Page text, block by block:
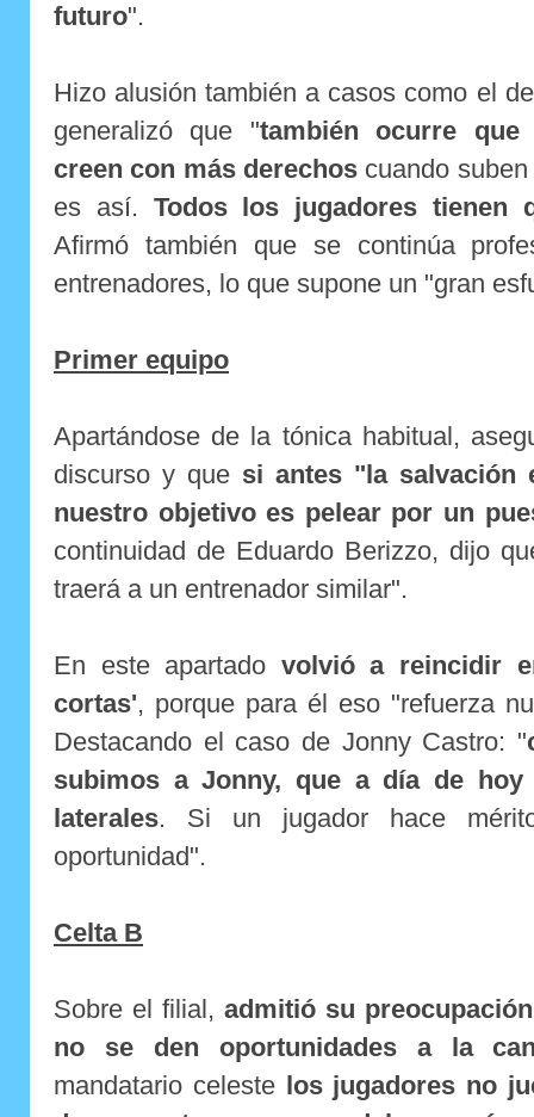
futuro".
Hizo alusión también a casos como el
generalizó que "también ocurre que
creen con más derechos cuando
es así. Todos los jugadores tienen
Afirmó también que se continúa
entrenadores, lo que supone un "gran
Primer equipo
Apartándose de la tónica habitual,
discurso y que si antes "la salvación
nuestro objetivo es pelear por un
continuidad de Eduardo Berizzo, dijo
traerá a un entrenador similar".
En este apartado volvió a reincidir
cortas', porque para él eso "refuerza
Destacando el caso de Jonny Castro: "
subimos a Jonny, que a día de
laterales. Si un jugador hace
oportunidad".
Celta B
Sobre el filial, admitió su
no se den oportunidades a la
mandatario celeste
los jugadores no